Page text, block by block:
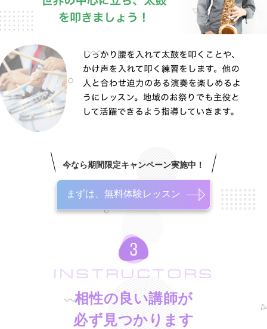
今なら期間限定キャンペーン実施中！
まずは、無料体験レッスン
INSTRUCTORS
相性の良い講師が
必ず見つかります